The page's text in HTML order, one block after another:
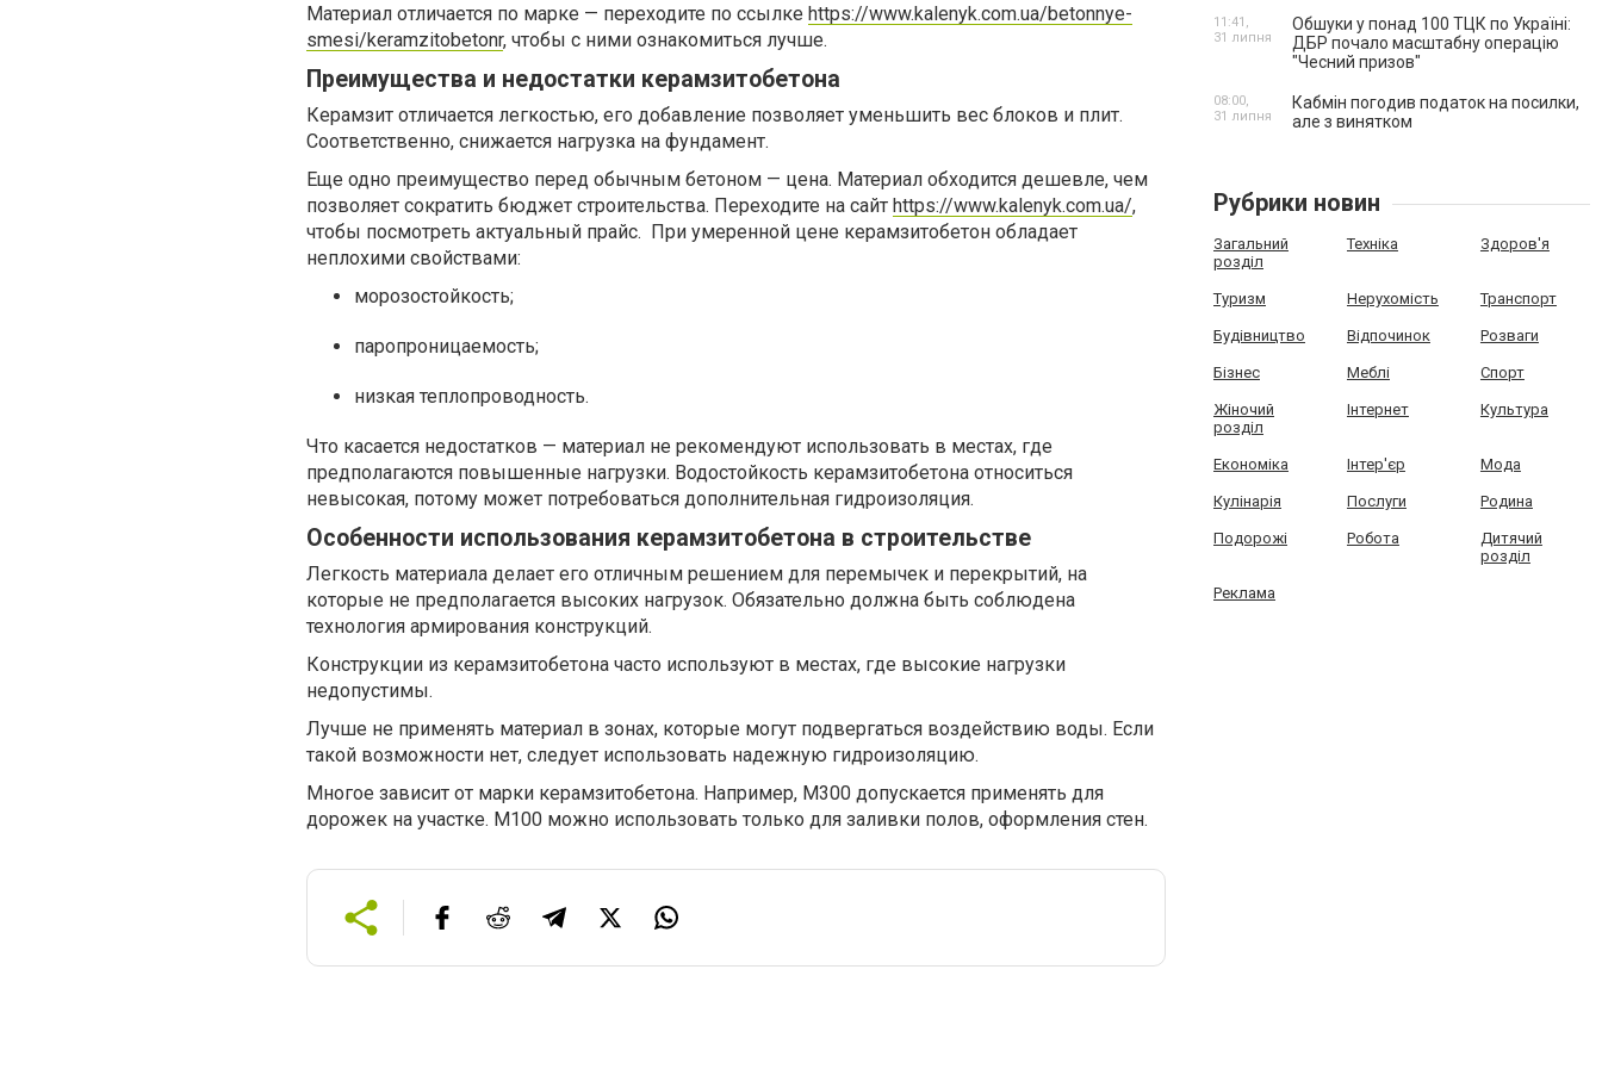
Материал отличается по марке — переходите по ссылке https://www.kalenyk.com.ua/betonnye-
smesi/keramzitobetonr, чтобы с ними ознакомиться лучше.
Преимущества и недостатки керамзитобетона
Керамзит отличается легкостью, его добавление позволяет уменьшить вес блоков и плит.
Соответственно, снижается нагрузка на фундамент.
Еще одно преимущество перед обычным бетоном — цена. Материал обходится дешевле, чем
позволяет сократить бюджет строительства. Переходите на сайт https://www.kalenyk.com.ua/,
чтобы посмотреть актуальный прайс. При умеренной цене керамзитобетон обладает
неплохими свойствами:
морозостойкость;
паропроницаемость;
низкая теплопроводность.
Что касается недостатков — материал не рекомендуют использовать в местах, где
предполагаются повышенные нагрузки. Водостойкость керамзитобетона относиться
невысокая, потому может потребоваться дополнительная гидроизоляция.
Особенности использования керамзитобетона в строительстве
Легкость материала делает его отличным решением для перемычек и перекрытий, на
которые не предполагается высоких нагрузок. Обязательно должна быть соблюдена
технология армирования конструкций.
Конструкции из керамзитобетона часто используют в местах, где высокие нагрузки
недопустимы.
Лучше не применять материал в зонах, которые могут подвергаться воздействию воды. Если
такой возможности нет, следует использовать надежную гидроизоляцию.
Многое зависит от марки керамзитобетона. Например, М300 допускается применять для
дорожек на участке. М100 можно использовать только для заливки полов, оформления стен.
Обшуки у понад 100 ТЦК по Україні:
ДБР почало масштабну операцію
"Чесний призов"
11:41,
31 липня
Кабмін погодив податок на посилки,
але з винятком
08:00,
31 липня
Рубрики новин
Загальний
розділ
Техніка Здоров'я
Туризм Нерухомість Транспорт
Будівництво Відпочинок Розваги
Бізнес Меблі Спорт
Жіночий
розділ
Інтернет Культура
Економіка Інтер'єр Мода
Кулінарія Послуги Родина
Подорожі Робота
Дитячий
розділ
Реклама